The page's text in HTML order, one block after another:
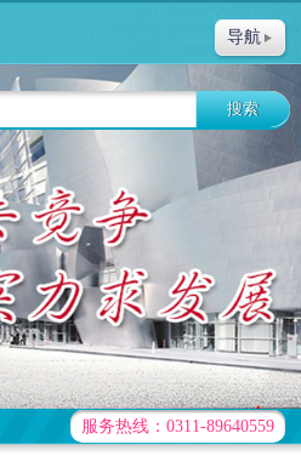
导航
服务热线：0311-89640559